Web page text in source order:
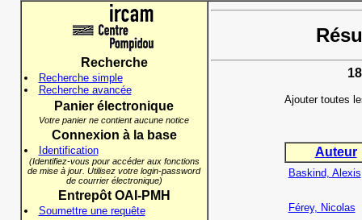
Recherche
Recherche simple
Recherche avancée
Panier électronique
Votre panier ne contient aucune notice
Connexion à la base
Identification
(Identifiez-vous pour accéder aux fonctions
de mise à jour. Utilisez votre login-password
de courrier électronique)
Entrepôt OAI-PMH
Soumettre une requête
Ajouter toutes
Auteur
Baskind, Alexis
Férey, Nicolas